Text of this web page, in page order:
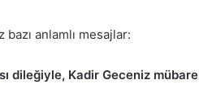
anlamlı mesajlar:
dileğiyle, Kadir Geceniz